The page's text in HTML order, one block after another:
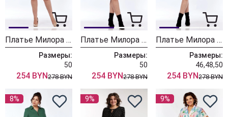
Платье Милора Стиль 1035 леопард
Размеры:
50
254 BYN278 BYN
Платье Милора Стиль 1035 коричневые горохи
Размеры:
50
254 BYN278 BYN
Платье Милора Стиль 1035 рисунок
Размеры:
46,48,50
254 BYN278 BYN
8% 9% 9%